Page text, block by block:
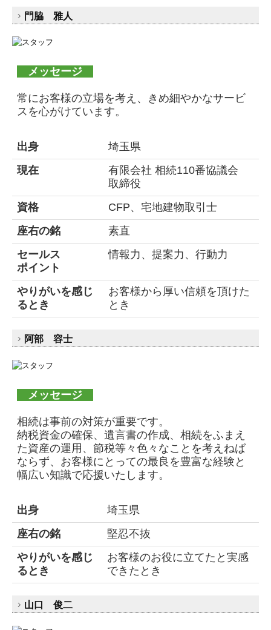
門脇 雅人
メッセージ
常にお客様の立場を考え、きめ細やかなサービ
スを心がけています。
出身
埼玉県
現在
有限会社 相続110番協議会
取締役
資格
CFP、宅地建物取引士
座右の銘
素直
セールス
ポイント
情報力、提案力、行動力
やりがいを感じ
るとき
お客様から厚い信頼を頂けた
とき
阿部 容士
メッセージ
相続は事前の対策が重要です。
納税資金の確保、遺言書の作成、相続をふまえ
た資産の運用、節税等々色々なことを考えねば
ならず、お客様にとっての最良を豊富な経験と
幅広い知識で応援いたします。
出身
埼玉県
座右の銘
堅忍不抜
やりがいを感じ
るとき
お客様のお役に立てたと実感
できたとき
山口 俊二